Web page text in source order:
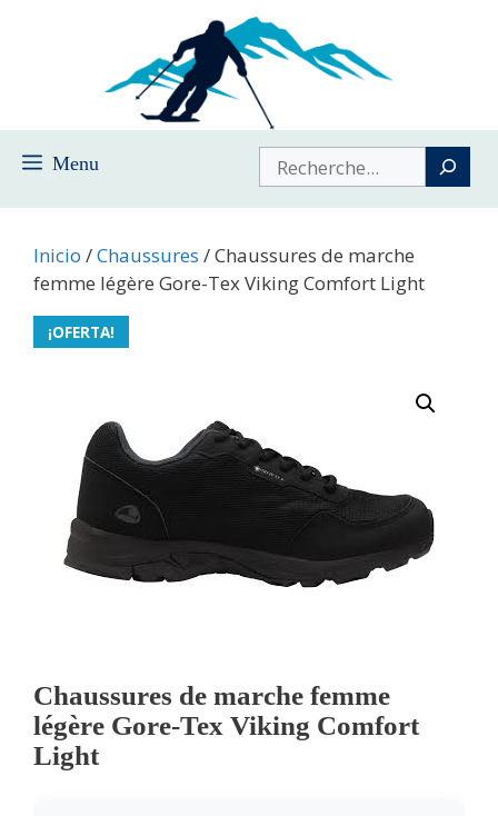
Menu Buscar
Inicio /Chaussures / Chaussures de marche
femme légère Gore-Tex Viking Comfort Light
¡OFERTA!
Chaussures de marche femme
légère Gore-Tex Viking Comfort
Light